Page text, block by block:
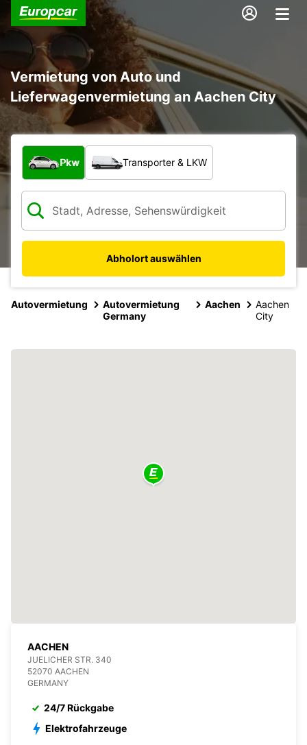
Vermietung von Auto und
Lieferwagenvermietung an Aachen City
Welche Art von Fahrzeug?
Pkw Transporter & LKW
Abholort auswählen
Autovermietung
Autovermietung
Germany
Aachen
Aachen
City
AACHEN
JUELICHER STR. 340
52070 AACHEN
GERMANY
24/7 Rückgabe
Elektrofahrzeuge